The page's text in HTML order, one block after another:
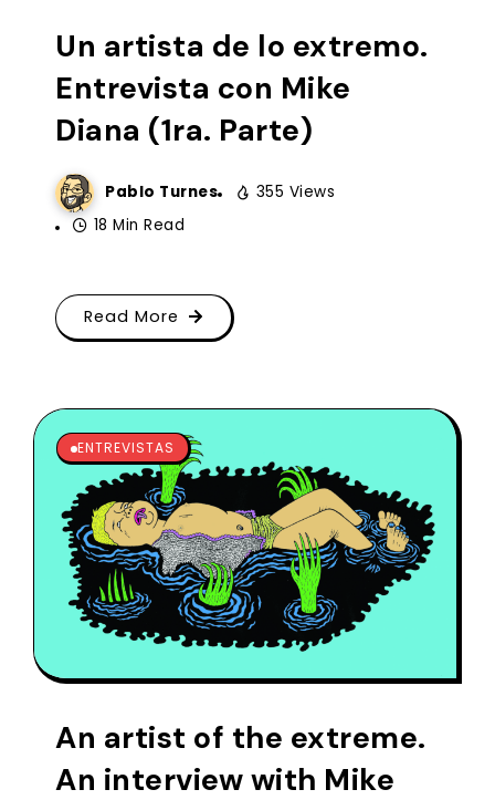
Un artista de lo extremo.
Entrevista con Mike
Diana (1ra. Parte)
Pablo Turnes
355 Views
18 Min Read
Read More
ENTREVISTAS
An artist of the extreme.
An interview with Mike